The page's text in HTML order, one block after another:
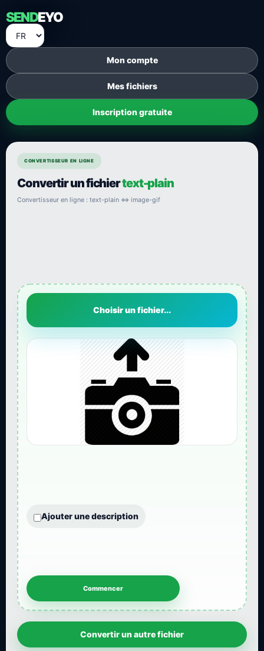
SENDEYO
Mon compte
Mes fichiers
Inscription gratuite
CONVERTISSEUR EN LIGNE
Convertir un fichiertext-plain
Convertisseur en ligne : text-plain ⇔ image-gif
Choisir un fichier...
Ajouter une description
Convertir un autre fichier